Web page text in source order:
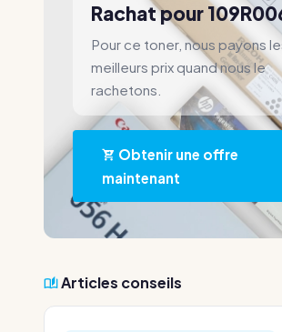
Rachat pour
Pour ce toner, nous payons
meilleurs prix quand nous le
rachetons.
Obtenir une offre
maintenant
Articles conseils